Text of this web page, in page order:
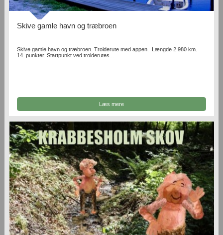
Skive gamle havn og træbroen
Skive gamle havn og træbroen. Trolderute med appen. Længde 2.980 km.
14. punkter. Startpunkt ved trolderutes...
Læs mere